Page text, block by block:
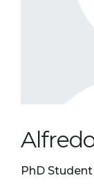
PhD Student